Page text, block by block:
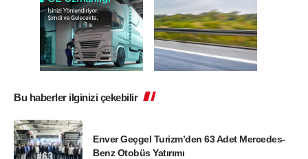
Bu haberler ilginizi çekebilir
Enver Geçgel Turizm’den 63 Adet Mercedes-
Benz Otobüs Yatırımı